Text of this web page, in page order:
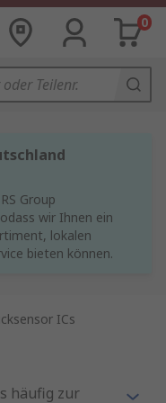
0
Group
wir Ihnen ein
lokalen
bieten können.
ICs
häufig zur